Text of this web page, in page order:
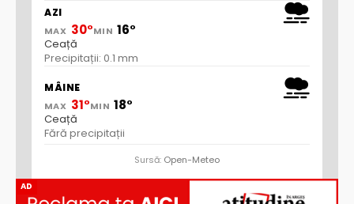
AD
AZI
MAX 30°MIN 16°
Ceață
Precipitații: 0.1 mm
MÂINE
MAX 31°MIN 18°
Ceață
Fără precipitații
Sursă: Open-Meteo